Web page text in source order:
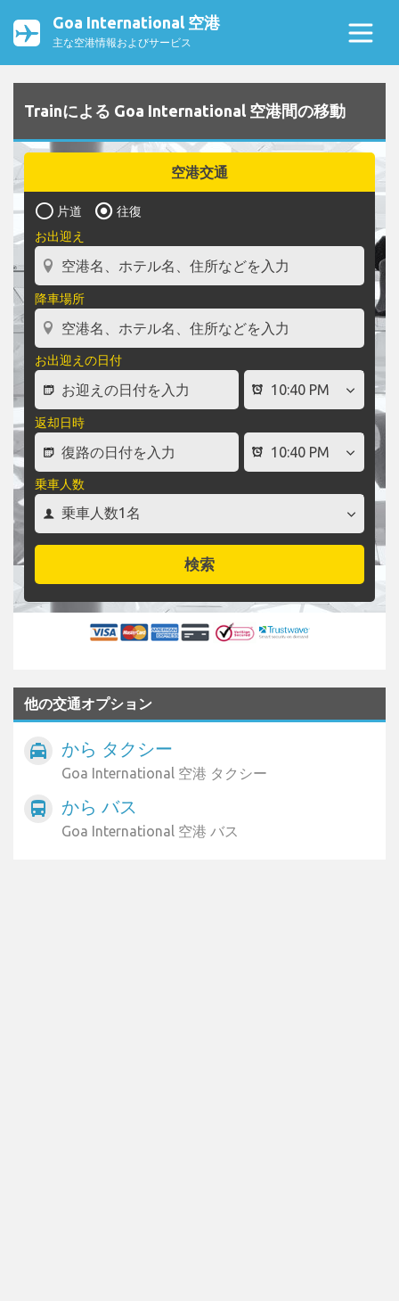
Goa International 空港
主な空港情報およびサービス
Trainによる Goa International 空港間の移動
空港交通
片道
往復
お出迎え
降車場所
お出迎えの日付
返却日時
乗車人数
検索
他の交通オプション
local_taxi から タクシー
Goa International 空港 タクシー
directions_bus から バス
Goa International 空港 バス